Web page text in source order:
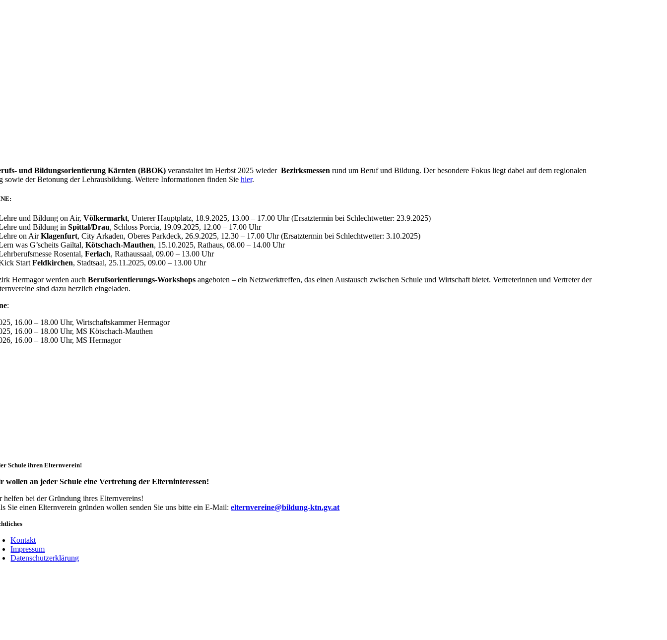
und Bildungsorientierung Kärnten (BBOK)veranstaltet im Herbst 2025 wieder Bezirksmessen rund um Beruf und Bildung. Der besondere Fokus liegt dabei auf dem regionalen
sowie der Betonung der Lehrausbildung. Weitere Informationen finden Sie hier.
:
und Bildung on Air, Völkermarkt, Unterer Hauptplatz, 18.9.2025, 13.00 – 17.00 Uhr (Ersatztermin bei Schlechtwetter: 23.9.2025)
und Bildung in Spittal/Drau, Schloss Porcia, 19.09.2025, 12.00 – 17.00 Uhr
on AirKlagenfurt, City Arkaden, Oberes Parkdeck, 26.9.2025, 12.30 – 17.00 Uhr (Ersatztermin bei Schlechtwetter: 3.10.2025)
was G’scheits Gailtal, Kötschach-Mauthen, 15.10.2025, Rathaus, 08.00 – 14.00 Uhr
Rosental, Ferlach, Rathaussaal, 09.00 – 13.00 Uhr
Start Feldkirchen, Stadtsaal, 25.11.2025, 09.00 – 13.00 Uhr
Hermagor werden auch Berufsorientierungs-Workshopsangeboten – ein Netzwerktreffen, das einen Austausch zwischen Schule und Wirtschaft bietet. Vertreterinnen und Vertreter der
sind dazu herzlich eingeladen.
:
16.00 – 18.00 Uhr, Wirtschaftskammer Hermagor
16.00 – 18.00 Uhr, MS Kötschach-Mauthen
16.00 – 18.00 Uhr, MS Hermagor
Schule ihren Elternverein!
wollen an jeder Schule eine Vertretung der Elterninteressen!
helfen bei der Gründung ihres Elternvereins!
Sie einen Elternverein gründen wollen senden Sie uns bitte ein E-Mail:elternvereine@bildung-ktn.gv.at
Kontakt
Impressum
Datenschutzerklärung